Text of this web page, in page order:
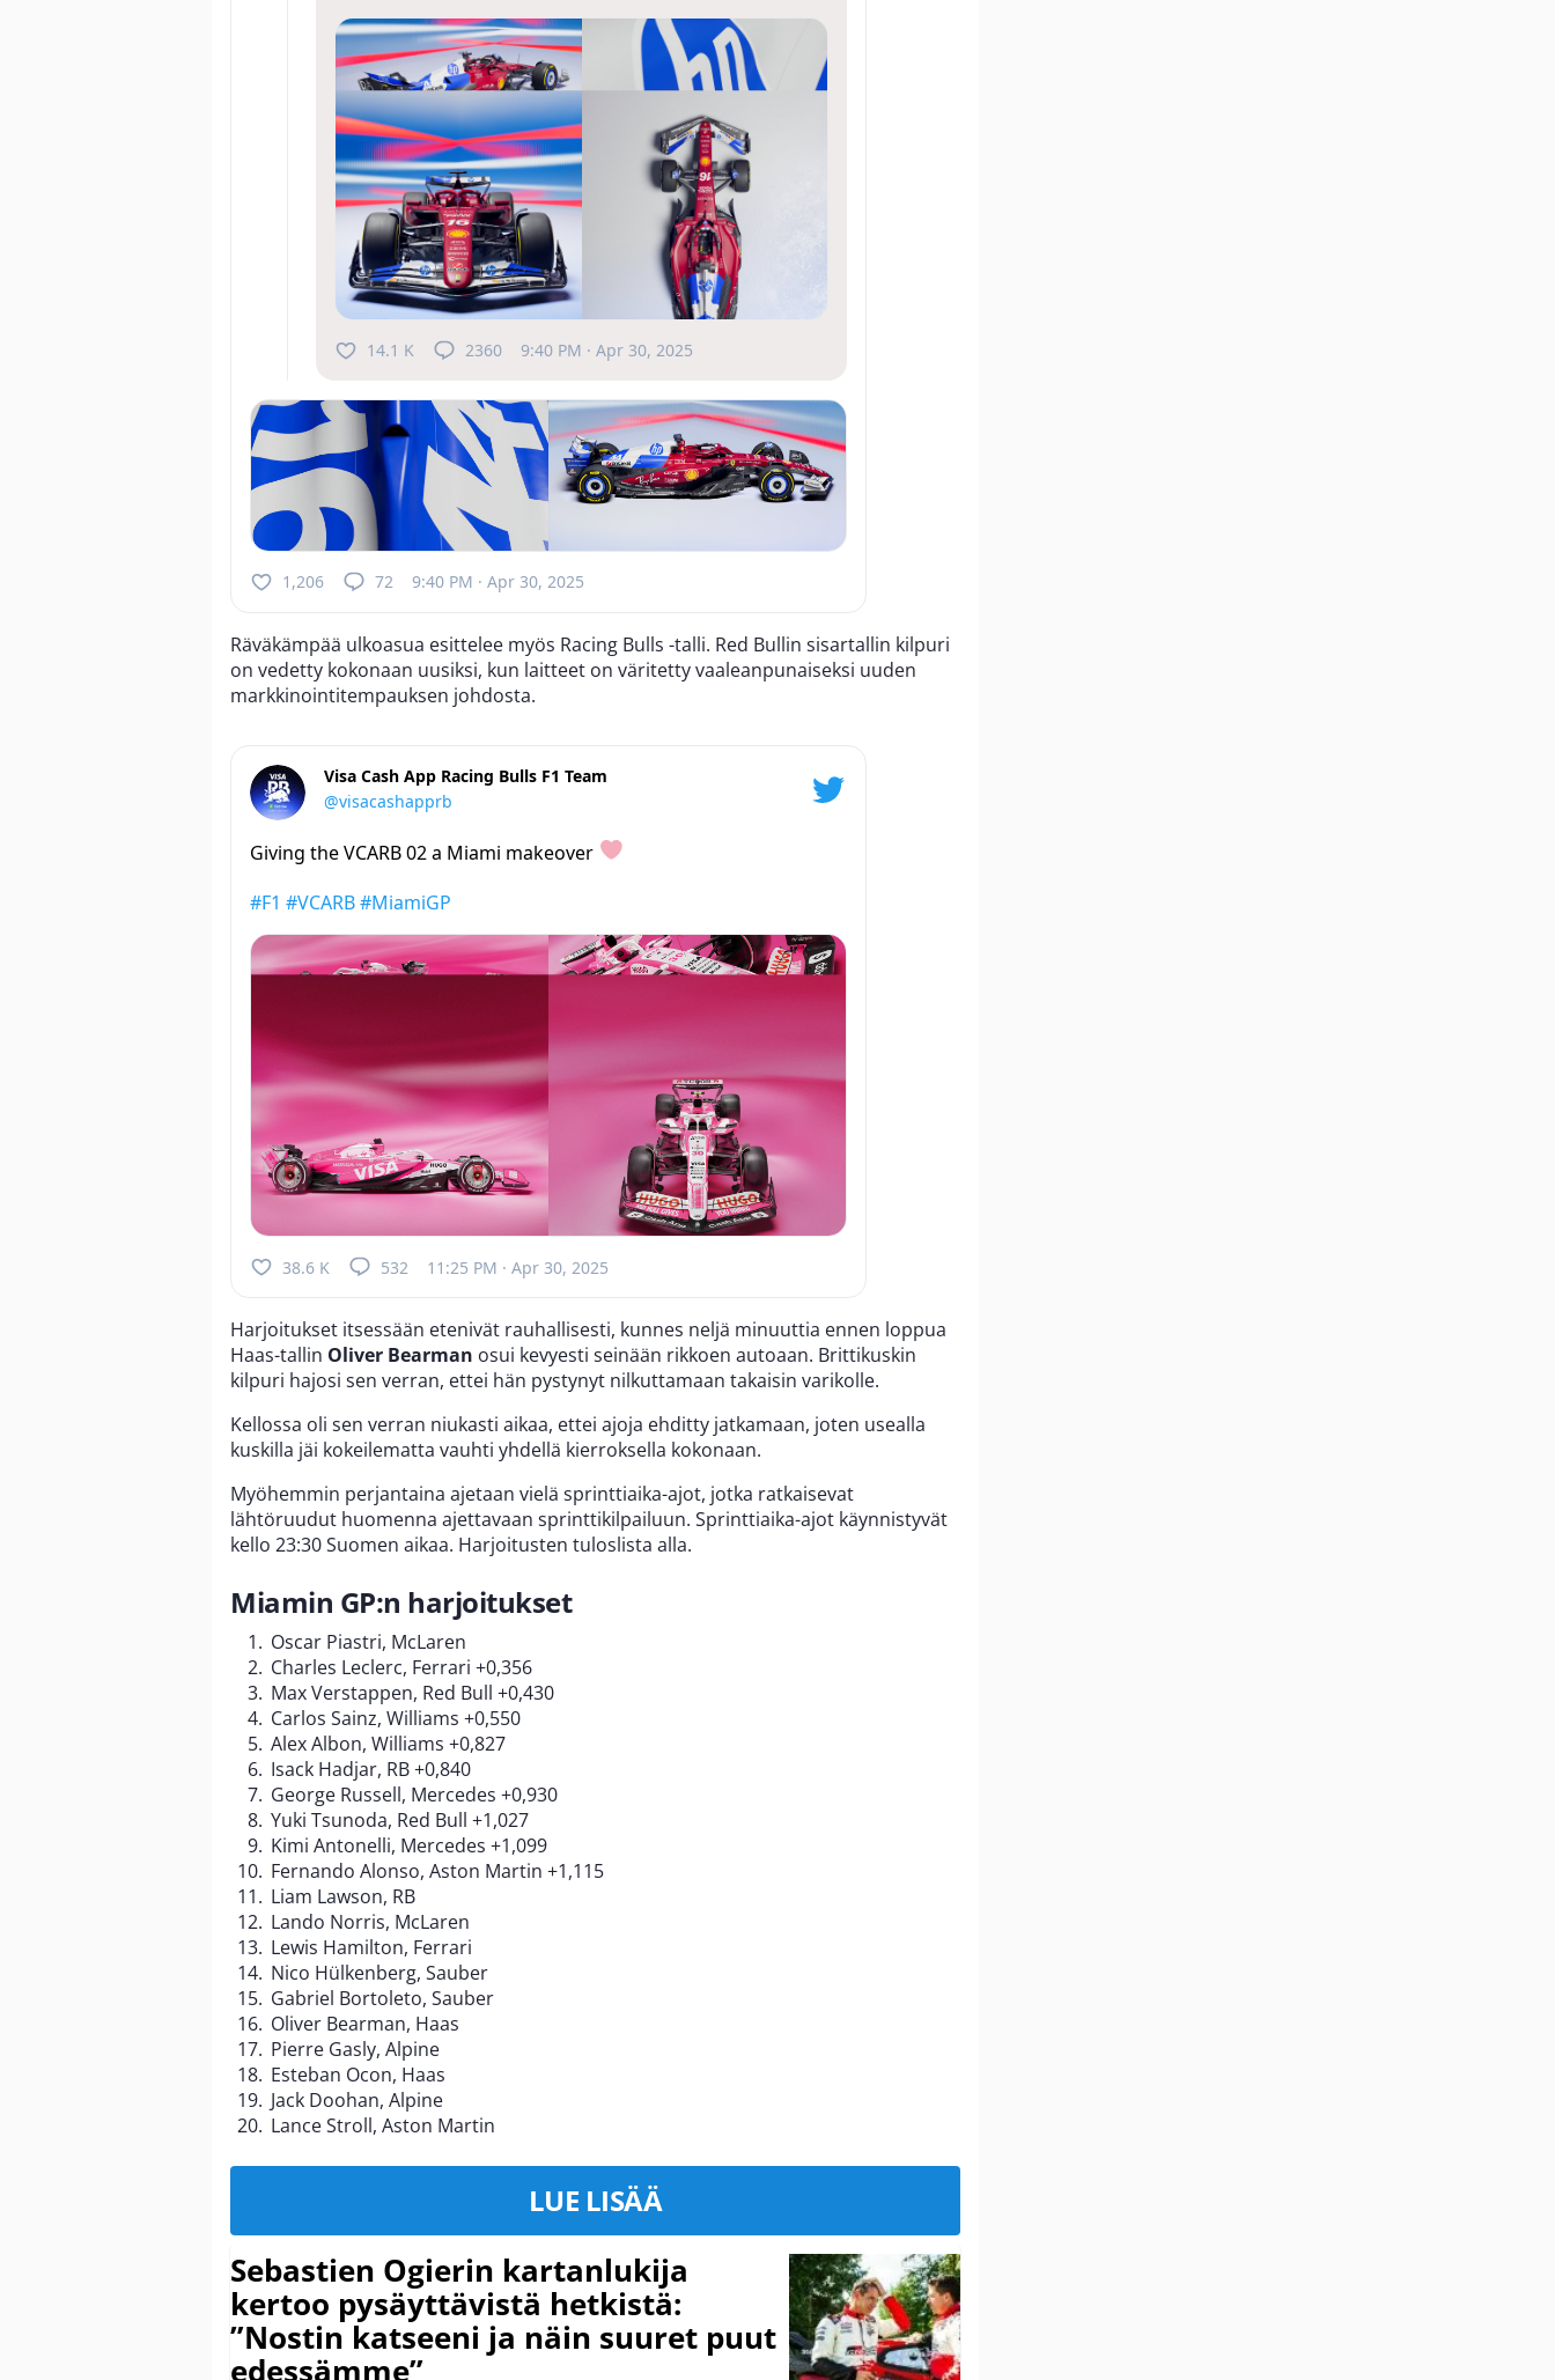
14.1 K 2360 9:40 PM · Apr 30, 2025
1,206 72 9:40 PM · Apr 30, 2025
Räväkämpää ulkoasua esittelee myös Racing Bulls -talli. Red Bullin sisartallin kilpuri
on vedetty kokonaan uusiksi, kun laitteet on väritetty vaaleanpunaiseksi uuden
markkinointitempauksen johdosta.
Visa Cash App Racing Bulls F1 Team
@visacashapprb
Giving the VCARB 02 a Miami makeover
#F1 #VCARB#MiamiGP
38.6 K 532 11:25 PM · Apr 30, 2025
Harjoitukset itsessään etenivät rauhallisesti, kunnes neljä minuuttia ennen loppua
Haas-tallin Oliver Bearman osui kevyesti seinään rikkoen autoaan. Brittikuskin
kilpuri hajosi sen verran, ettei hän pystynyt nilkuttamaan takaisin varikolle.
Kellossa oli sen verran niukasti aikaa, ettei ajoja ehditty jatkamaan, joten usealla
kuskilla jäi kokeilematta vauhti yhdellä kierroksella kokonaan.
Myöhemmin perjantaina ajetaan vielä sprinttiaika-ajot, jotka ratkaisevat
lähtöruudut huomenna ajettavaan sprinttikilpailuun. Sprinttiaika-ajot käynnistyvät
kello 23:30 Suomen aikaa. Harjoitusten tuloslista alla.
Miamin GP:n harjoitukset
Oscar Piastri, McLaren
Charles Leclerc, Ferrari +0,356
Max Verstappen, Red Bull +0,430
Carlos Sainz, Williams +0,550
Alex Albon, Williams +0,827
Isack Hadjar, RB +0,840
George Russell, Mercedes +0,930
Yuki Tsunoda, Red Bull +1,027
Kimi Antonelli, Mercedes +1,099
Fernando Alonso, Aston Martin +1,115
Liam Lawson, RB
Lando Norris, McLaren
Lewis Hamilton, Ferrari
Nico Hülkenberg, Sauber
Gabriel Bortoleto, Sauber
Oliver Bearman, Haas
Pierre Gasly, Alpine
Esteban Ocon, Haas
Jack Doohan, Alpine
Lance Stroll, Aston Martin
LUE LISÄÄ
Sebastien Ogierin kartanlukija
kertoo pysäyttävistä hetkistä:
”Nostin katseeni ja näin suuret puut
edessämme”